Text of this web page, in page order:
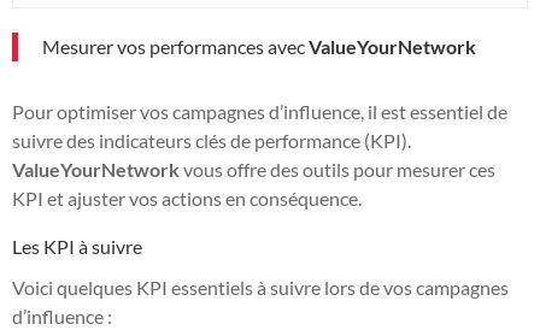
Mesurer vos performances avecValueYourNetwork
Pour optimiser vos campagnes d’influence, il est essentiel de
suivre des indicateurs clés de performance (KPI).
ValueYourNetwork vous offre des outils pour mesurer ces
KPI et ajuster vos actions en conséquence.
Les KPI à suivre
Voici quelques KPI essentiels à suivre lors de vos campagnes
d’influence :